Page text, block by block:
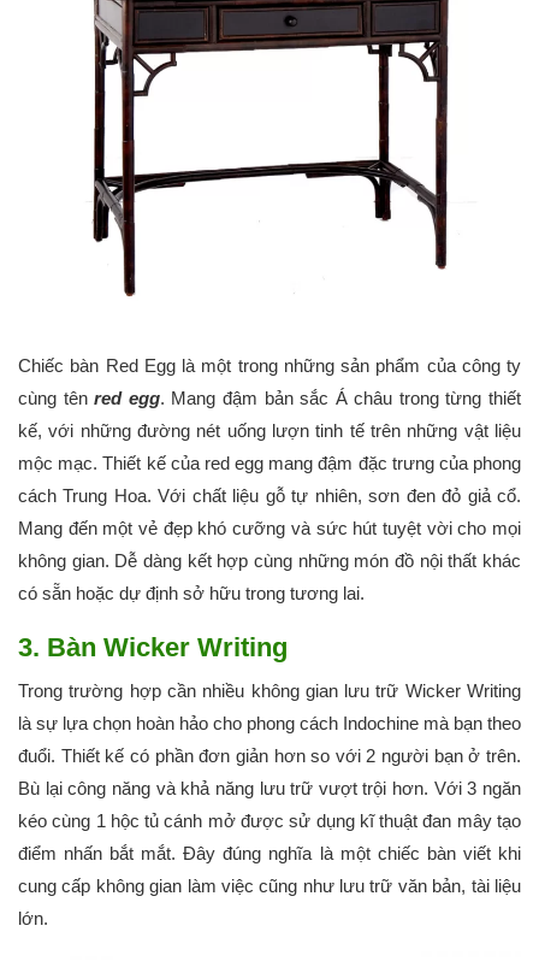
Chiếc bàn Red Egg là một trong những sản phẩm của công ty
cùng tênred egg. Mang đậm bản sắc Á châu trong từng thiết
kế, với những đường nét uống lượn tinh tế trên những vật liệu
mộc mạc. Thiết kế của red egg mang đậm đặc trưng của phong
cách Trung Hoa. Với chất liệu gỗ tự nhiên, sơn đen đỏ giả cổ.
Mang đến một vẻ đẹp khó cưỡng và sức hút tuyệt vời cho mọi
không gian. Dễ dàng kết hợp cùng những món đồ nội thất khác
có sẵn hoặc dự định sở hữu trong tương lai.
3. Bàn Wicker Writing
Trong trường hợp cần nhiều không gian lưu trữ Wicker Writing
là sự lựa chọn hoàn hảo cho phong cách Indochine mà bạn theo
đuổi. Thiết kế có phần đơn giản hơn so với 2 người bạn ở trên.
Bù lại công năng và khả năng lưu trữ vượt trội hơn. Với 3 ngăn
kéo cùng 1 hộc tủ cánh mở được sử dụng kĩ thuật đan mây tạo
điểm nhấn bắt mắt. Đây đúng nghĩa là một chiếc bàn viết khi
cung cấp không gian làm việc cũng như lưu trữ văn bản, tài liệu
lớn.